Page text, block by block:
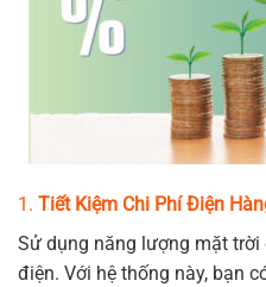
1. Tiết Kiệm Chi Phí Điện
Sử dụng năng lượng mặt
điện. Với hệ thống này, bạn